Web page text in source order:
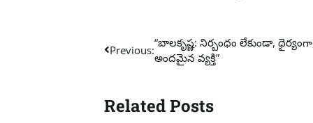
Post
navigation
Previous:
“బాలకృష్ణ: నిర్బంధం లేకుండా,
అందమైన వ్యక్తి”
Related Posts